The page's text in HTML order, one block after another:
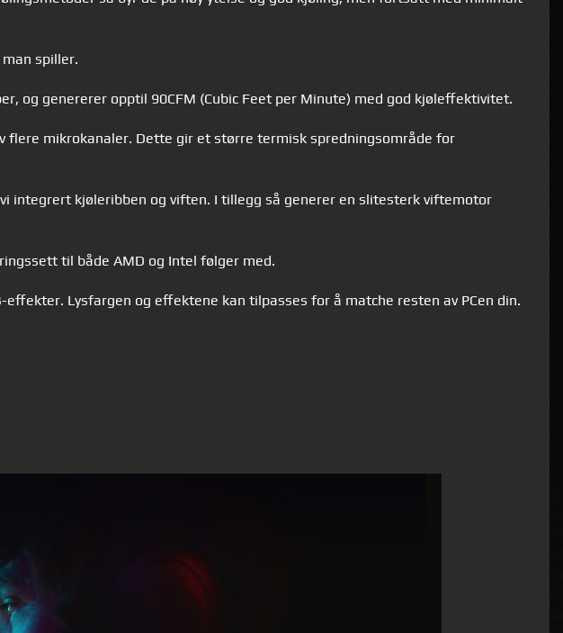
spiller.
og genererer opptil 90CFM (Cubic Feet per Minute) med god kjøleffektivitet.
mikrokanaler. Dette gir et større termisk spredningsområde for
integrert kjøleribben og viften. I tillegg så generer en slitesterk viftemotor
til både AMD og Intel følger med.
effekter. Lysfargen og effektene kan tilpasses for å matche resten av PCen din.